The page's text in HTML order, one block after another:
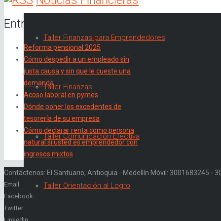
Taller Finanzas para Emprendedores
Taller Finanzas
Taller Comunicación Efectiva
Taller Orientación al Logro
Entradas recientes
Reforma pensional 2025
Cómo despedir a un empleado sin
justa causa y sin que le cueste una
demanda
Acoso laboral en pymes
Dónde poner los excedentes de
tesorería de su empresa
Cómo declarar renta como persona
natural si usted es emprendedor con
ingresos mixtos
Contáctenos: El Santuario, Antioquia - Medellín Móvil: 3001683245 -
Email
Facebook
Twitter